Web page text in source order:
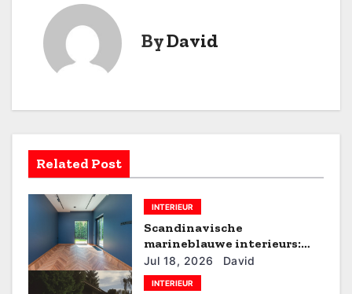
t
a
v
g
ByDavid
Related Post
INTERIEUR
Scandinavische
marineblauwe interieurs:
stijlvol de zomer door
Jul 18, 2026 David
INTERIEUR